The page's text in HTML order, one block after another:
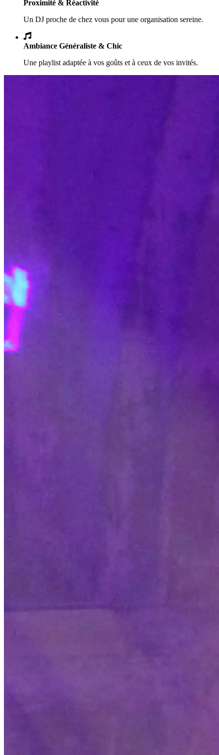
Proximité & Réactivité
Un DJ proche de chez vous pour une organisation sereine.
Ambiance Généraliste & Chic
Une playlist adaptée à vos goûts et à ceux de vos invités.